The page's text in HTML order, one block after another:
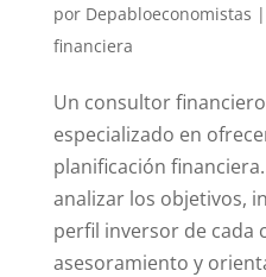
por Depabloeconomistas |
financiera
Un consultor
especializado en
planificación
analizar los objetivos,
perfil inversor de cada
asesoramiento y